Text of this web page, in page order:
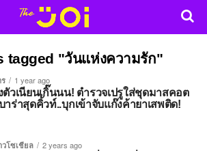
tagged "วันแห่งความรัก"
1 year ago
ตัวเนียนเกิ๊นนน! ตำรวจเปรูใส่ชุดมาสคอต
าร่าสุดคิ้วท์..บุกเข้าจับแก๊งค้ายาเสพติด!
วโซเชียล 2 years ago